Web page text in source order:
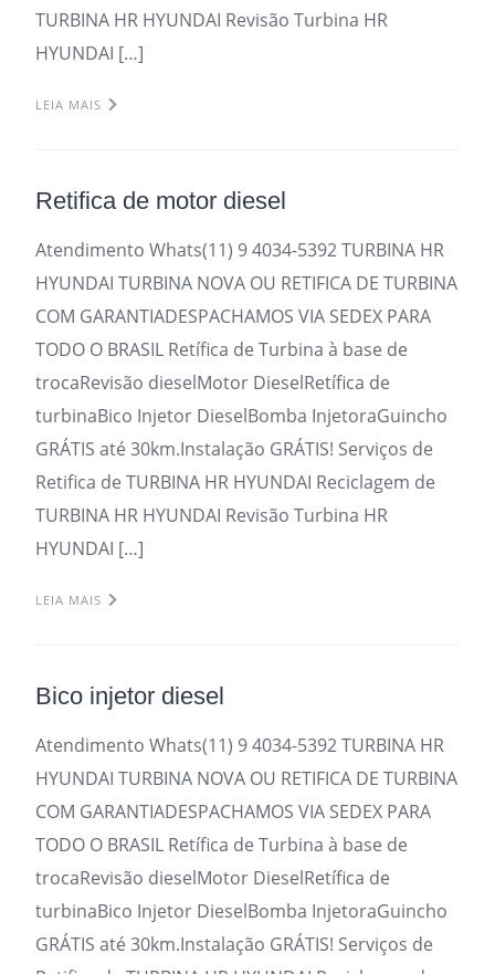
TURBINA HR HYUNDAI Revisão Turbina HR
HYUNDAI […]
LEIA MAIS
Retifica de motor diesel
Atendimento Whats(11) 9 4034-5392 TURBINA HR
HYUNDAI TURBINA NOVA OU RETIFICA DE TURBINA
COM GARANTIADESPACHAMOS VIA SEDEX PARA
TODO O BRASIL Retífica de Turbina à base de
trocaRevisão dieselMotor DieselRetífica de
turbinaBico Injetor DieselBomba InjetoraGuincho
GRÁTIS até 30km.Instalação GRÁTIS! Serviços de
Retifica de TURBINA HR HYUNDAI Reciclagem de
TURBINA HR HYUNDAI Revisão Turbina HR
HYUNDAI […]
LEIA MAIS
Bico injetor diesel
Atendimento Whats(11) 9 4034-5392 TURBINA HR
HYUNDAI TURBINA NOVA OU RETIFICA DE TURBINA
COM GARANTIADESPACHAMOS VIA SEDEX PARA
TODO O BRASIL Retífica de Turbina à base de
trocaRevisão dieselMotor DieselRetífica de
turbinaBico Injetor DieselBomba InjetoraGuincho
GRÁTIS até 30km.Instalação GRÁTIS! Serviços de